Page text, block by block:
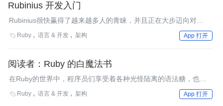
Rubinius 开发入门
Rubinius很快赢得了越来越多人的青睐，并且正在大步迈向对
Ruby的完全支持。让我们看看如何使用Rubinius进行开发，需要
 Ruby 语言 & 开发 架构 App 打开
阅读者：Ruby 的白魔法书
在Ruby的世界中，程序员们享受着各种光怪陆离的语法糖，也经
历着各种各样的陷阱。而这一切的根本就在于Ruby强大的元编程
能力。元编程就像Ruby世界的魔法，当其是白魔法的时候可以帮
 Ruby 语言 & 开发 架构 App 打开